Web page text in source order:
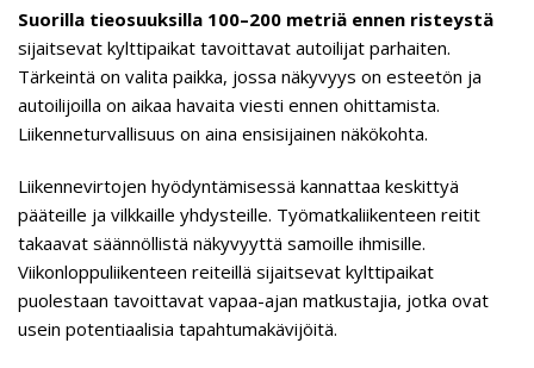
Suorilla tieosuuksilla 100–200 metriä ennen risteystä
sijaitsevat kylttipaikat tavoittavat autoilijat parhaiten.
Tärkeintä on valita paikka, jossa näkyvyys on esteetön ja
autoilijoilla on aikaa havaita viesti ennen ohittamista.
Liikenneturvallisuus on aina ensisijainen näkökohta.
Liikennevirtojen hyödyntämisessä kannattaa keskittyä
pääteille ja vilkkaille yhdysteille. Työmatkaliikenteen reitit
takaavat säännöllistä näkyvyyttä samoille ihmisille.
Viikonloppuliikenteen reiteillä sijaitsevat kylttipaikat
puolestaan tavoittavat vapaa-ajan matkustajia, jotka ovat
usein potentiaalisia tapahtumakävijöitä.